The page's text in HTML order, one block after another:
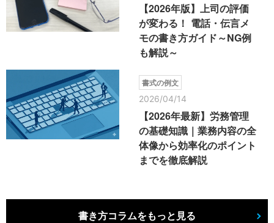
【2026年版】上司の評価
が変わる！ 電話・伝言メ
モの書き方ガイド～NG例
も解説～
書式の例文
2026/04/14
【2026年最新】労務管理
の基礎知識｜業務内容の全
体像から効率化のポイント
までを徹底解説
書き方コラムをもっと見る